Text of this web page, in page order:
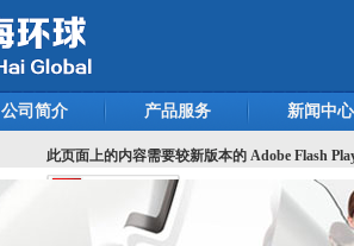
公司简介 产品服务 新闻中心
此页面上的内容需要较新版本的 Adobe Flash